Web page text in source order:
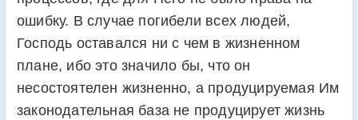
ошибку. В случае погибели всех людей,
Господь оставался ни с чем в жизненном
плане, ибо это значило бы, что он
несостоятелен жизненно, а продуцируемая Им
законодательная база не продуцирует жизнь